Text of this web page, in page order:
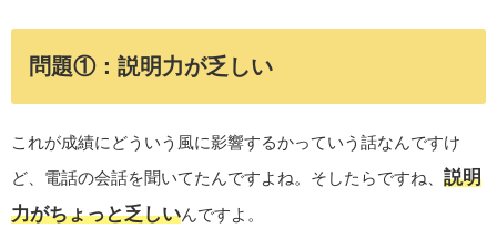
問題①：説明力が乏しい
これが成績にどういう風に影響するかっていう話なんですけ
ど、電話の会話を聞いてたんですよね。そしたらですね、 説明
力がちょっと乏しいんですよ。